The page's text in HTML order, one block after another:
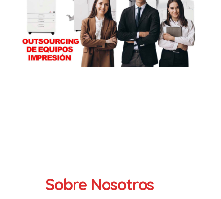
Sobre Nosotros